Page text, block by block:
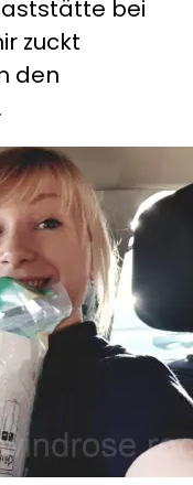
Welt
bei
zuckt
den